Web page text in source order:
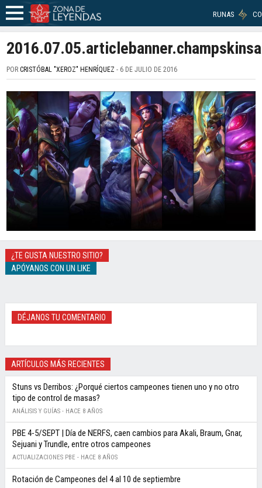
RUNAS
PORCRISTÓBAL "XEROZ" HENRÍQUEZ - 6 DE JULIO DE 2016
¿TE GUSTA NUESTRO SITIO?
APÓYANOS CON UN LIKE
DÉJANOS TU COMENTARIO
ARTÍCULOS MÁS RECIENTES
Stuns vs Derribos: ¿Porqué ciertos campeones tienen uno y no otro
tipo de control de masas?
ANÁLISIS Y GUÍAS - HACE 8 AÑOS
PBE 4-5/SEPT | Día de NERFS, caen cambios para Akali, Braum, Gnar,
Sejuani y Trundle, entre otros campeones
ACTUALIZACIONES PBE - HACE 8 AÑOS
Rotación de Campeones del 4 al 10 de septiembre